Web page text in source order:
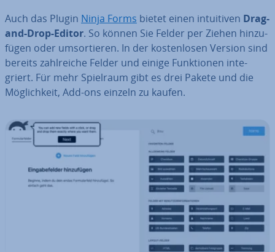
Auch das Plugin Ninja Forms bietet einen in­tui­ti­ven Drag-
and-Drop-Editor. So können Sie Felder per Ziehen hin­zu­
fü­gen oder um­sor­tie­ren. In der kos­ten­lo­sen Version sind
bereits zahl­rei­che Felder und einige Funk­tio­nen in­te­
griert. Für mehr Spielraum gibt es drei Pakete und die
Mög­lich­keit, Add-ons einzeln zu kaufen.